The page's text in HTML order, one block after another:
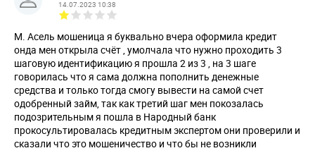
14.07.2023 10:38
М. Асель мошеница я буквально вчера оформила кредит
онда мен открыла счёт , умолчала что нужно проходить 3
шаговую идентификацию я прошла 2 из 3 , на 3 шаге
говорилась что я сама должна пополнить денежные
средства и только тогда смогу вывести на самой счет
одобренный займ, так как третий шаг мен покозалась
подозрительным я пошла в Народный банк
прокосультировалась кредитным экспертом они проверили и
сказали что это мошеничество и что бы не возникли